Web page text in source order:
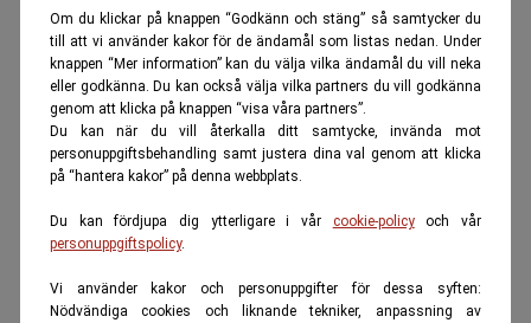
Om du klickar på knappen “Godkänn och stäng” så samtycker du
till att vi använder kakor för de ändamål som listas nedan. Under
knappen “Mer information” kan du välja vilka ändamål du vill neka
eller godkänna. Du kan också välja vilka partners du vill godkänna
genom att klicka på knappen “visa våra partners”.
Du kan när du vill återkalla ditt samtycke, invända mot
personuppgiftsbehandling samt justera dina val genom att klicka
på “hantera kakor” på denna webbplats.
Du kan fördjupa dig ytterligare i vår cookie-policyoch vår
personuppgiftspolicy.
Vi använder kakor och personuppgifter för dessa syften:
Nödvändiga cookies och liknande tekniker, anpassning av